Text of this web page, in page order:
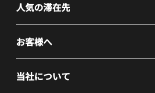
人気の滞在先
お客様へ
当社について